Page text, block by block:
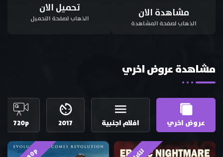
مشاهدة الان
الذهاب لصفحة المشاهدة
تحميل الان
الذهاب لصفحة التحميل
مشاهدة عروض اخري
عروض اخري افلام اجنبية 2017
720p